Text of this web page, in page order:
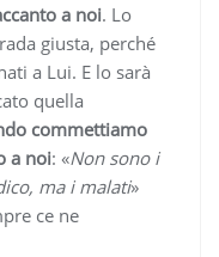
a noi. Lo
giusta, perché
a Lui. E lo sarà
quella
commettiamo
a noi: «Non sono i
ma i malati»
ce ne